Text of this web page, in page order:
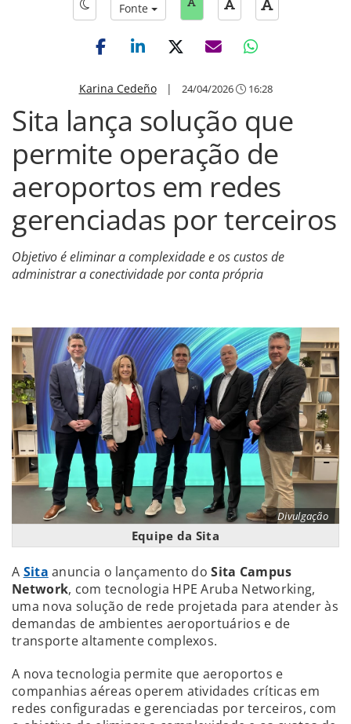
Fonte
Karina Cedeño| 24/04/2026 16:28
Sita lança solução que
permite operação de
aeroportos em redes
gerenciadas por terceiros
Objetivo é eliminar a complexidade e os custos de
administrar a conectividade por conta própria
Divulgação
Equipe da Sita
A Sita anuncia o lançamento doSita Campus
Network, com tecnologia HPE Aruba Networking,
uma nova solução de rede projetada para atender às
demandas de ambientes aeroportuários e de
transporte altamente complexos.
A nova tecnologia permite que aeroportos e
companhias aéreas operem atividades críticas em
redes configuradas e gerenciadas por terceiros, com